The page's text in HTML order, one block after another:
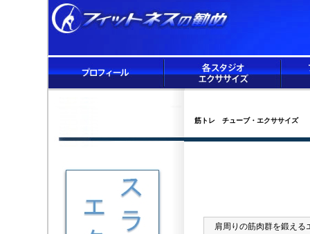
筋トレ チューブ・エクササイズ
肩周りの筋肉群を鍛える